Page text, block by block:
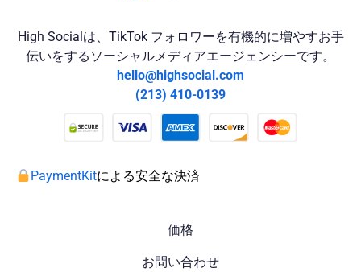
High Socialは、TikTok フォロワーを有機的に増やすお手
伝いをするソーシャルメディアエージェンシーです。
hello@highsocial.com
(213) 410-0139
PaymentKitによる安全な決済
価格
お問い合わせ